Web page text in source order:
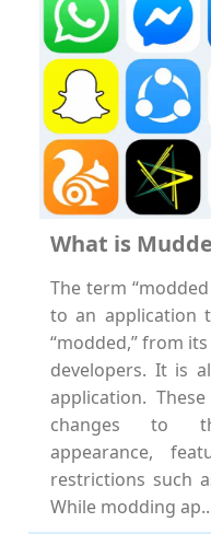
What is
The term
to an application
“modded,” from
developers. It is
application.
changes to
appearance,
restrictions such
While modding